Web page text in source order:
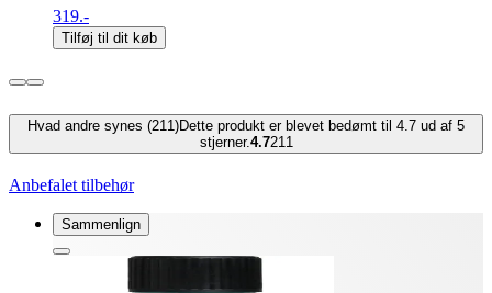
319.-
Tilføj til dit køb
Hvad andre synes (211)Dette produkt er blevet bedømt til 4.7 ud af 5
stjerner.4.7211
Anbefalet tilbehør
Sammenlign